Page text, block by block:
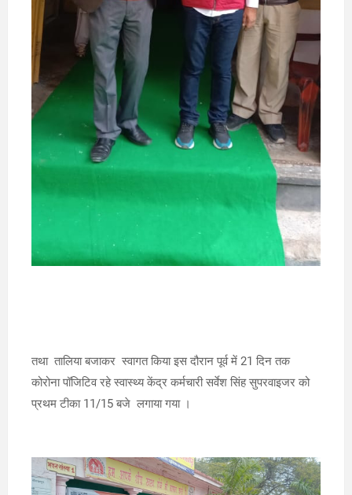
तथा तालिया बजाकर स्वागत किया इस दौरान पूर्व में 21 दिन तक
कोरोना पॉजिटिव रहे स्वास्थ्य केंद्र कर्मचारी सर्वेश सिंह सुपरवाइजर को
प्रथम टीका 11/15 बजे लगाया गया ।